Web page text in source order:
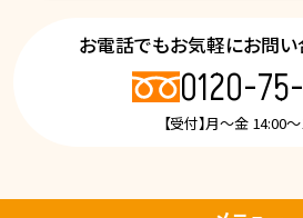
お電話でもお気軽にお問い
0120-
【受付】月～金 14:00